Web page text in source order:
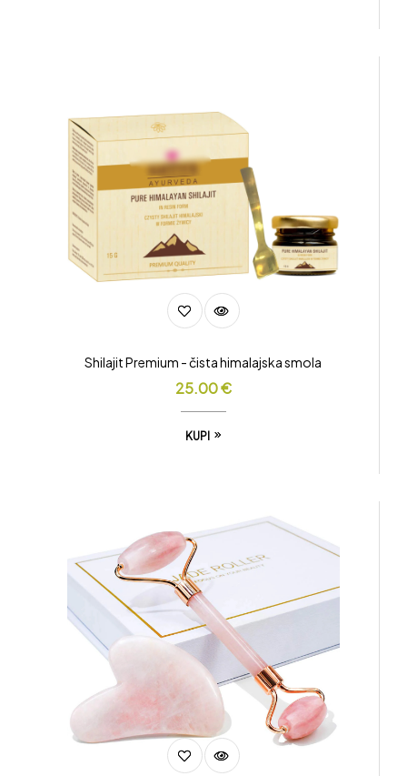
Shilajit Premium - čista himalajska smola
25.00€
KUPI